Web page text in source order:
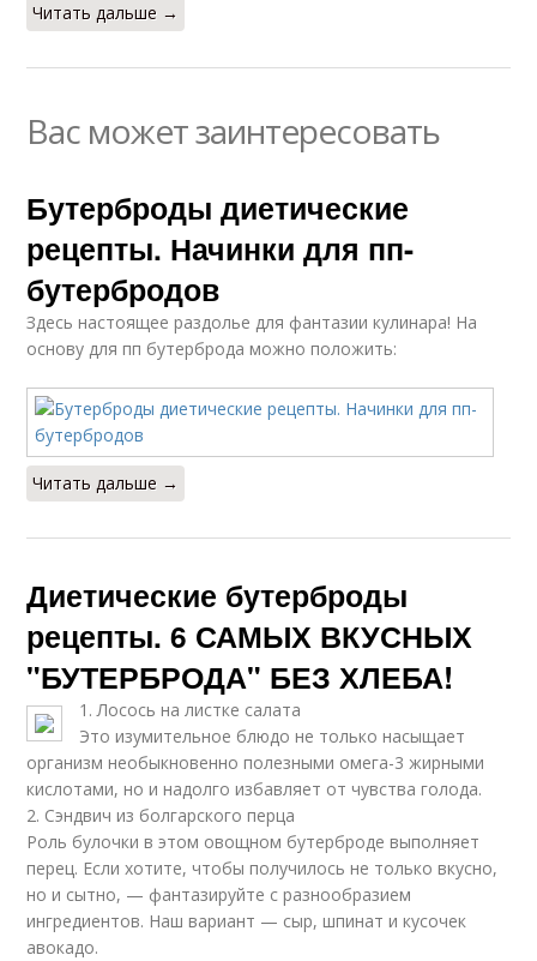
Читать дальше →
Вас может заинтересовать
Бутерброды диетические
рецепты. Начинки для пп-
бутербродов
Здесь настоящее раздолье для фантазии кулинара! На
основу для пп бутерброда можно положить:
Читать дальше →
Диетические бутерброды
рецепты. 6 САМЫХ ВКУСНЫХ
"БУТЕРБРОДА" БЕЗ ХЛЕБА!
1. Лосось на листке салата
Это изумительное блюдо не только насыщает
организм необыкновенно полезными омега-3 жирными
кислотами, но и надолго избавляет от чувства голода.
2. Сэндвич из болгарского перца
Роль булочки в этом овощном бутерброде выполняет
перец. Если хотите, чтобы получилось не только вкусно,
но и сытно, — фантазируйте с разнообразием
ингредиентов. Наш вариант — сыр, шпинат и кусочек
авокадо.